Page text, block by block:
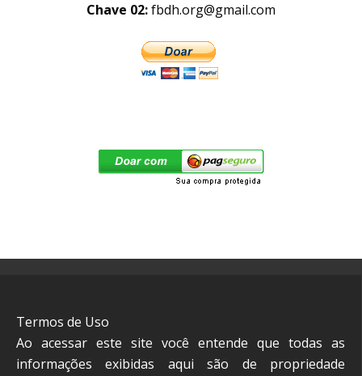
Chave 02:fbdh.org@gmail.com
Termos de Uso
Ao acessar este site você entende que todas as
informações exibidas aqui são de propriedade